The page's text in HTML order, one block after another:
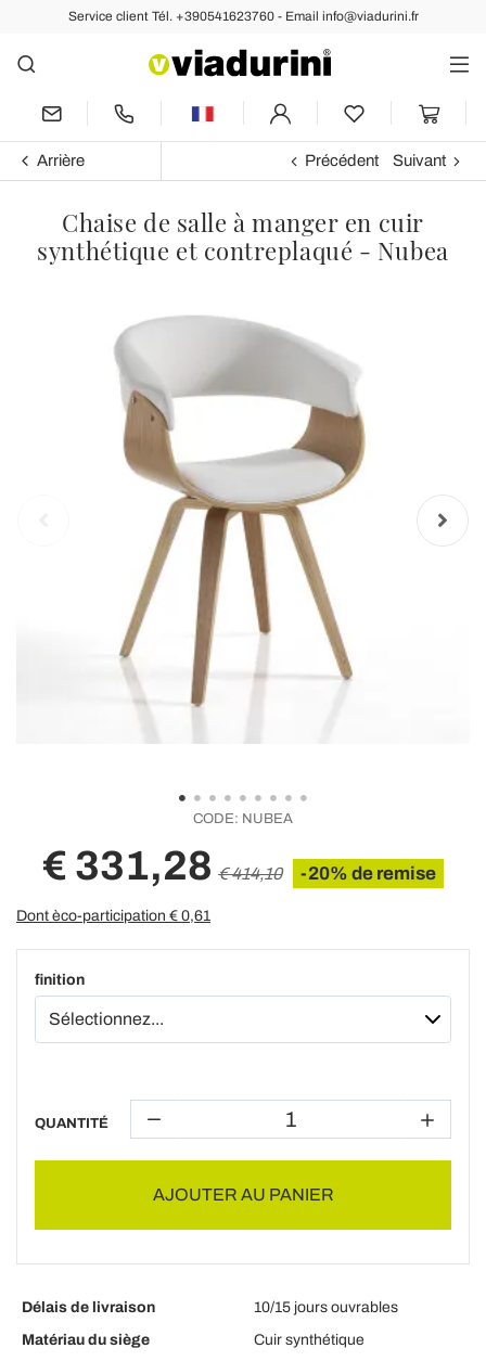
Service client Tél. +390541623760 - Email info@viadurini.fr
Arrière Précédent Suivant
Chaise de salle à manger en cuir
synthétique et contreplaqué - Nubea
CODE: NUBEA
€ 331,28 € 414,10 -20% de remise
Dont èco-participation € 0,61
finition
QUANTITÉ
AJOUTER AU PANIER
Délais de livraison
10/15 jours ouvrables
Matériau du siège
Cuir synthétique